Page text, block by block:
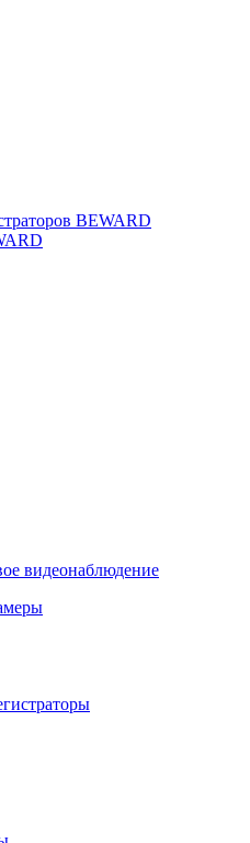
BEWARD
видеонаблюдение